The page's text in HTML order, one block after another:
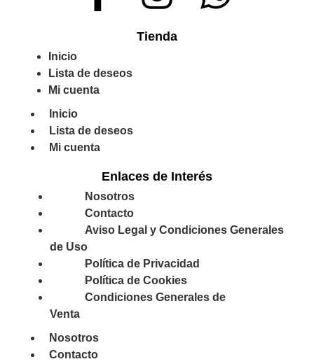
Tienda
Inicio
Lista de deseos
Mi cuenta
Inicio
Lista de deseos
Mi cuenta
Enlaces de Interés
Nosotros
Contacto
Aviso Legal y Condiciones Generales
de Uso
Política de Privacidad
Política de Cookies
Condiciones Generales de
Venta
Nosotros
Contacto